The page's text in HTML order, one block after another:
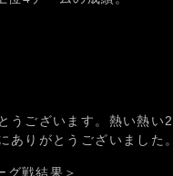
うございます。熱い熱
ありがとうございました
グ戦結果＞